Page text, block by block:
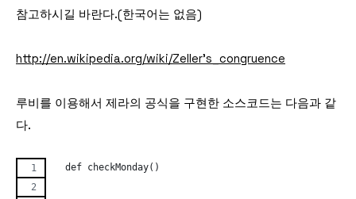
참고하시길 바란다.(한국어는 없음)
http://en.wikipedia.org/wiki/Zeller’s_congruence
루비를 이용해서 제라의 공식을 구현한 소스코드는 다음과 같
다.
  def checkMonday()